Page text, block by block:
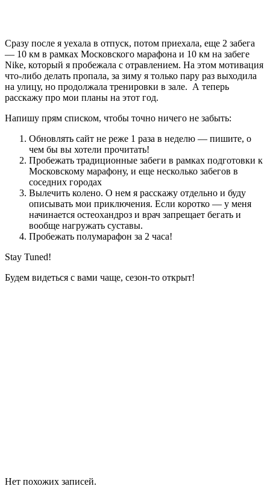
Сразу после я уехала в отпуск, потом приехала, еще 2 забега
— 10 км в рамках Московского марафона и 10 км на забеге
Nike, который я пробежала с отравлением. На этом мотивация
что-либо делать пропала, за зиму я только пару раз выходила
на улицу, но продолжала тренировки в зале. А теперь
расскажу про мои планы на этот год.
Напишу прям списком, чтобы точно ничего не забыть:
Обновлять сайт не реже 1 раза в неделю — пишите, о
чем бы вы хотели прочитать!
Пробежать традиционные забеги в рамках подготовки к
Московскому марафону, и еще несколько забегов в
соседних городах
Вылечить колено. О нем я расскажу отдельно и буду
описывать мои приключения. Если коротко — у меня
начинается остеохандроз и врач запрещает бегать и
вообще нагружать суставы.
Пробежать полумарафон за 2 часа!
Stay Tuned!
Будем видеться с вами чаще, сезон-то открыт!
Нет похожих записей.